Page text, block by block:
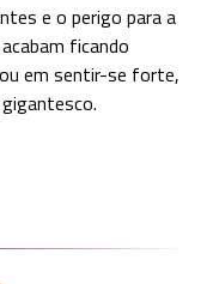
e o perigo para a
ficando
em sentir-se forte,